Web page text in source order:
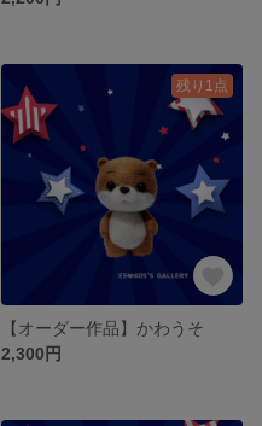
残り1点
【オーダー作品】かわうそ
2,300円